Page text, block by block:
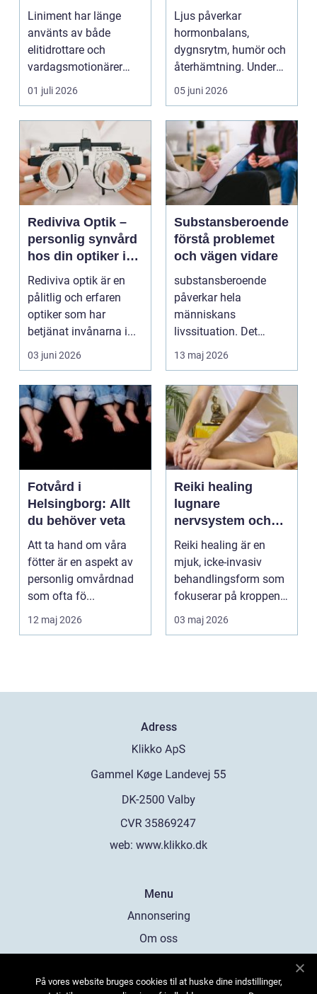
man bör tänka på
Liniment har länge
använts av både
elitidrottare och
vardagsmotionärer
för...
01 juli 2026
välbefinnande
Ljus påverkar
hormonbalans,
dygnsrytm, humör och
återhämtning. Under
senare år har en ny typ
av prod...
05 juni 2026
Rediviva Optik –
personlig synvård
hos din optiker i
Uppsala
Rediviva optik är en
pålitlig och erfaren
optiker som har
betjänat invånarna i...
03 juni 2026
Substansberoende
förstå problemet
och vägen vidare
substansberoende
påverkar hela
människans
livssituation. Det
handlar sällan bara
om alkohol, narkoti...
13 maj 2026
Fotvård i
Helsingborg: Allt
du behöver veta
Att ta hand om våra
fötter är en aspekt av
personlig omvårdnad
som ofta fö...
12 maj 2026
Reiki healing
lugnare
nervsystem och
djupare
återhämtning
Reiki healing är en
mjuk, icke-invasiv
behandlingsform som
fokuserar på kroppens
egen förmåga att lä...
03 maj 2026
Adress
web: www.klikko.dk
Menu
Annonsering
Om oss
Kontakta oss
På vores website bruges cookies til at huske dine indstillinger,